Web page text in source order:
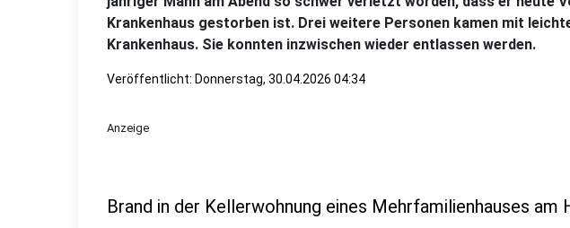
Krankenhaus gestorben ist. Drei weitere Personen kamen mit
Krankenhaus. Sie konnten inzwischen wieder entlassen werden.
Veröffentlicht: Donnerstag, 30.04.2026 04:34
Anzeige
Brand in der Kellerwohnung eines Mehrfamilienhauses am